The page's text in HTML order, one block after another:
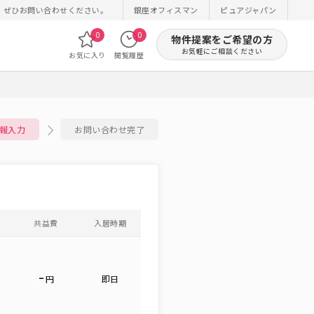
ひお問い合わせください。 銀座オフィスマン ピュアジャパン
お気に入り
0
閲覧履歴
0 物件提案をご希望の方
お気軽にご相談ください
入力 お問い合わせ完了
共益費 入居時期
-円 即日